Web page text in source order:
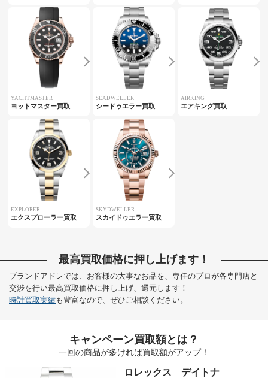
YACHTMASTER
ヨットマスター買取
SEADWELLER
シードゥエラー買取
AIRKING
エアキング買取
EXPLORER
エクスプローラー買取
SKYDWELLER
スカイドゥエラー買取
最高買取価格に押し上げます！
ブランドアドレでは、お客様の大事なお品を、専任のプロが各専門店と
交渉を行い最高買取価格に押し上げ、還元します！
時計買取実績も豊富なので、ぜひご相談ください。
キャンペーン買取額とは？
一回の商品が多ければ買取額がアップ！
ロレックス デイトナ